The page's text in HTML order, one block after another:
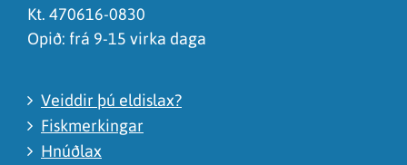
Kt. 470616-0830
Opið: frá 9-15 virka daga
Veiddir þú eldislax?
Fiskmerkingar
Hnúðlax